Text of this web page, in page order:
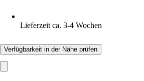
Lieferzeit ca. 3-4 Wochen
Verfügbarkeit in der Nähe prüfen